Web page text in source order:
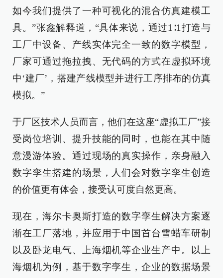
如今我们提供了一种可视化的混合仿真建模工
具。”张鑫解释道，“具体来说，通过1∶1打造与
工厂中设备、产线实体完全一致的数字模型，
厂家可通过拖拉拽、无代码的方式在虚拟环境
中‘建厂’，搭建产线模型并进行工序排布的仿真
模拟。”
于厂区技术人员而言，他们在这座“虚拟工厂”接
受岗位培训、提升技能的同时，也能在其中随
意漫游体验。通过现场的真实操作，亲身融入
数字孪生搭建的场景，人们会对数字孪生创造
的价值更有体会，接受认可度自然更高。
现在，海尔卡奥斯打造的数字孪生解决方案逐
渐在工厂落地，并应用于中国首台雪蜡车研制
以及卧龙电气、上海烟机等企业生产中。以上
海烟机为例，基于数字孪生，企业的数据场景